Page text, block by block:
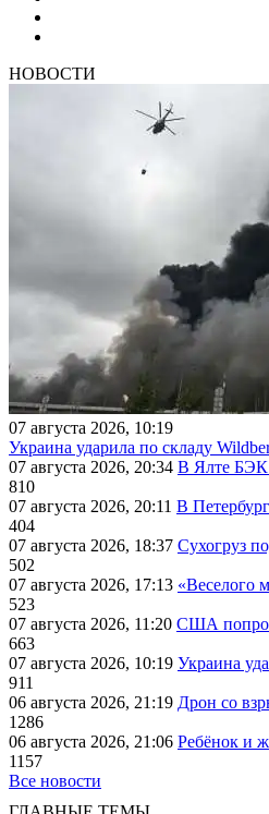
НОВОСТИ
07 августа 2026, 10:19
Украина ударила по складу
07 августа 2026, 20:34 В Ялте БЭК
810
07 августа 2026, 20:11 В
404
07 августа 2026, 18:37 Сухогруз
502
07 августа 2026, 17:13 «Веселого
523
07 августа 2026, 11:20 США
663
07 августа 2026, 10:19 Украина
911
06 августа 2026, 21:19 Дрон со
1286
06 августа 2026, 21:06 Ребёнок и
1157
Все новости